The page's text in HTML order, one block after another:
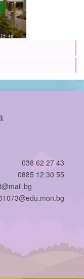
038 62 27 43
0885 12 30 55